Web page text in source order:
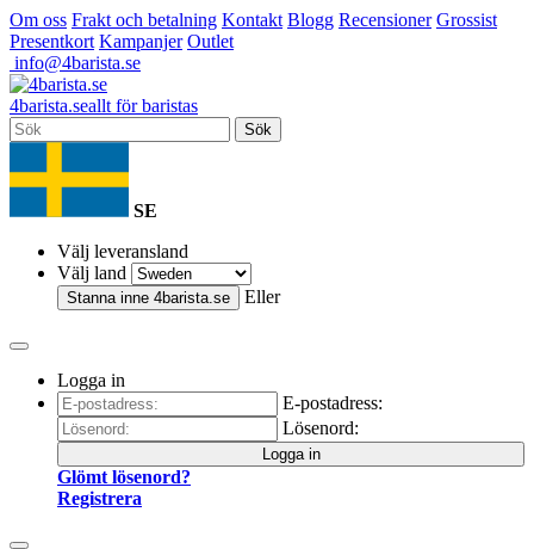
Om oss Frakt och betalning Kontakt Blogg Recensioner Grossist
Presentkort Kampanjer Outlet
info@4barista.se
4barista.seallt för baristas
Sök
SE
Välj leveransland
Välj land
Stanna inne 4barista.se Eller
Logga in
E-postadress:
Lösenord:
Logga in
Glömt lösenord?
Registrera